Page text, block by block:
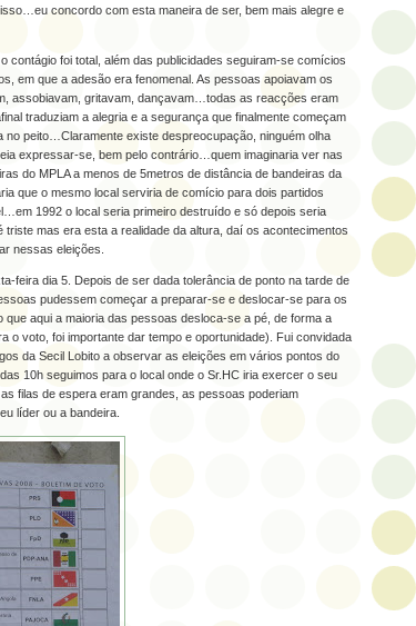
concordo com esta maneira de ser, bem mais alegre e
contágio foi total, além das publicidades seguiram-se comícios
em que a adesão era fenomenal. As pessoas apoiavam os
assobiavam, gritavam, dançavam…todas as reacções eram
traduziam a alegria e a segurança que finalmente começam
no peito…Claramente existe despreocupação, ninguém olha
expressar-se, bem pelo contrário…quem imaginaria ver nas
do MPLA a menos de 5metros de distância de bandeiras da
que o mesmo local serviria de comício para dois partidos
1992 o local seria primeiro destruído e só depois seria
triste mas era esta a realidade da altura, daí os acontecimentos
nessas eleições.
feira dia 5. Depois de ser dada tolerância de ponto na tarde de
pudessem começar a preparar-se e deslocar-se para os
que aqui a maioria das pessoas desloca-se a pé, de forma a
o voto, foi importante dar tempo e oportunidade). Fui convidada
da Secil Lobito a observar as eleições em vários pontos do
10h seguimos para o local onde o Sr.HC iria exercer o seu
filas de espera eram grandes, as pessoas poderiam
líder ou a bandeira.